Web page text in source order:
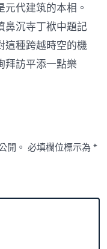
代建筑的本相。
鼻沉寺丁袱中題記
這種跨越時空的機
拜訪平添一點樂
開。 必填欄位標示為*